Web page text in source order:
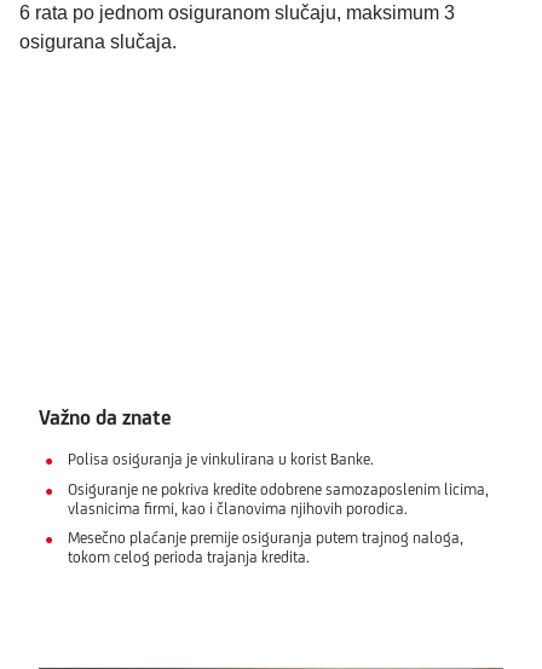
6 rata po jednom osiguranom slučaju, maksimum 3
osigurana slučaja.
Važno da znate
Polisa osiguranja je vinkulirana u korist Banke.
Osiguranje ne pokriva kredite odobrene samozaposlenim licima,
vlasnicima firmi, kao i članovima njihovih porodica.
Mesečno plaćanje premije osiguranja putem trajnog naloga,
tokom celog perioda trajanja kredita.